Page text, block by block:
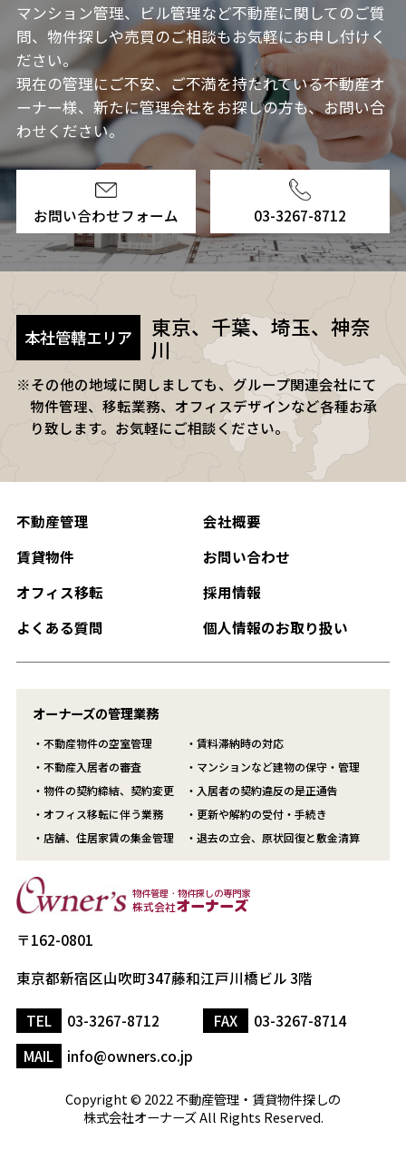
マンション管理、ビル管理など不動産に関してのご質
問、物件探しや売買のご相談もお気軽にお申し付けく
ださい。
現在の管理にご不安、ご不満を持たれている不動産オ
ーナー様、新たに管理会社をお探しの方も、お問い合
わせください。
お問い合わせフォーム 03-3267-8712
本社管轄エリア
東京、千葉、埼玉、神奈
川
※その他の地域に関しましても、グループ関連会社にて
物件管理、移転業務、オフィスデザインなど各種お承
り致します。 お気軽にご相談ください。
不動産管理
賃貸物件
オフィス移転
よくある質問
会社概要
お問い合わせ
採用情報
個人情報のお取り扱い
物件管理・物件探しの専門家
株式会社オーナーズ
〒162-0801
東京都新宿区山吹町347藤和江戸川橋ビル 3階
TEL 03-3267-8712 FAX
03-3267-8714
MAIL
info@owners.co.jp
Copyright © 2022 不動産管理・賃貸物件探しの
株式会社オーナーズ All Rights Reserved.
オーナーズの管理業務
・不動産物件の空室管理
・賃料滞納時の対応
・不動産入居者の審査
・マンションなど建物の保守・管理
・物件の契約締結、契約変更
・入居者の契約違反の是正通告
・オフィス移転に伴う業務
・更新や解約の受付・手続き
・店舗、住居家賃の集金管理
・退去の立会、原状回復と敷金清算